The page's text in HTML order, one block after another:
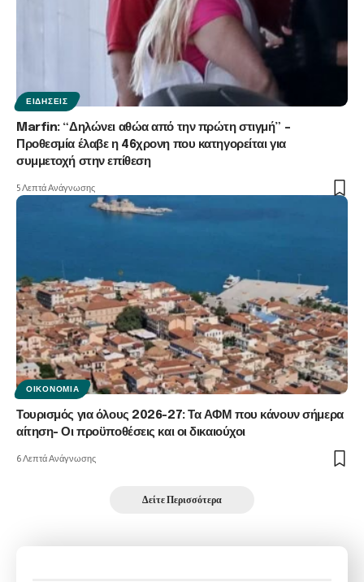
ΕΙΔΉΣΕΙΣ
Marfin: “Δηλώνει αθώα από την πρώτη στιγμή” –
Προθεσμία έλαβε η 46χρονη που κατηγορείται για
συμμετοχή στην επίθεση
5 Λεπτά Ανάγνωσης
ΟΙΚΟΝΟΜΊΑ
Τουρισμός για όλους 2026-27: Τα ΑΦΜ που κάνουν σήμερα
αίτηση- Οι προϋποθέσεις και οι δικαιούχοι
6 Λεπτά Ανάγνωσης
Δείτε Περισσότερα